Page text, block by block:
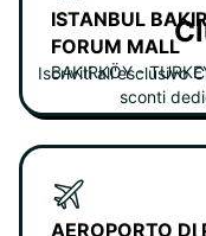
ISTANBUL
FORUM MALL
BAKIRKÖY -
AEROPORTO DI
Iscriviti all'esclusivo
sconti